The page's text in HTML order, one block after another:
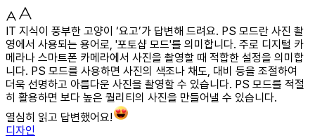
IT 지식이 풍부한 고양이 ‘요고’가 답변해 드려요. PS 모드란 사진 촬
영에서 사용되는 용어로, '포토샵 모드'를 의미합니다. 주로 디지털 카
메라나 스마트폰 카메라에서 사진을 촬영할 때 적합한 설정을 의미합
니다. PS 모드를 사용하면 사진의 색조나 채도, 대비 등을 조절하여
더욱 선명하고 아름다운 사진을 촬영할 수 있습니다. PS 모드를 적절
히 활용하면 보다 높은 퀄리티의 사진을 만들어낼 수 있습니다.
열심히 읽고 답변했어요!
디자인